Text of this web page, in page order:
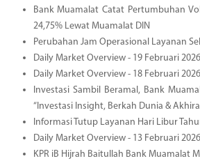
Bank Muamalat Catat Pertumbuhan
24,75% Lewat Muamalat DIN
Perubahan Jam Operasional Layanan
Daily Market Overview - 19 Februari 2026
Daily Market Overview - 18 Februari 2026
Investasi Sambil Beramal, Bank
“Investasi Insight, Berkah Dunia &
Informasi Tutup Layanan Hari Libur
Daily Market Overview - 13 Februari 2026
KPR iB Hijrah Baitullah Bank Muamalat